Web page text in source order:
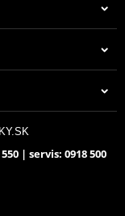
| servis: 0918 500